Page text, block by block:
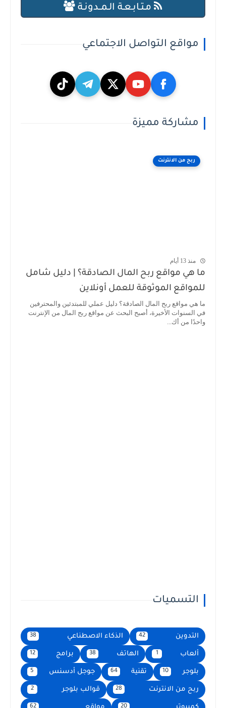
مـتـابـعـة الـمــدونـة
مواقع التواصل الاجتماعي
مشاركة مميزة
ربح من الانترنت
منذ 13 أيام
ما هي مواقع ربح المال الصادقة؟ | دليل شامل
للمواقع الموثوقة للعمل أونلاين
ما هي مواقع ربح المال الصادقة؟ دليل عملي للمبتدئين والمحترفين
في السنوات الأخيرة، أصبح البحث عن مواقع ربح المال من الإنترنت
واحدًا من أك...
التسميات
التدوين 42 الذكاء الاصطناعي 38
ألعاب 1 الهاتف 38 برامج 12
بلوجر 10 تقنية 64 جوجل أدسنس 5
ربح من الانترنت 28 قوالب بلوجر 2